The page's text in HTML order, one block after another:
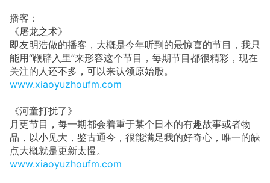
播客：
《屠龙之术》
即友明浩做的播客，大概是今年听到的最惊喜的节目，我只
能用“鞭辟入里”来形容这个节目，每期节目都很精彩，现在
关注的人还不多，可以来认领原始股。
www.xiaoyuzhoufm.com
《河童打扰了》
月更节目，每一期都会着重于某个日本的有趣故事或者物
品，以小见大，鉴古通今，很能满足我的好奇心，唯一的缺
点大概就是更新太慢。
www.xiaoyuzhoufm.com